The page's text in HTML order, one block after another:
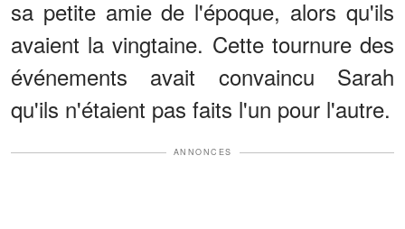
sa petite amie de l'époque, alors qu'ils
avaient la vingtaine. Cette tournure des
événements avait convaincu Sarah
qu'ils n'étaient pas faits l'un pour l'autre.
ANNONCES